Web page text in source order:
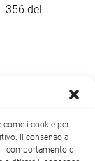
356 del
Contatti|
come i cookie per
Il consenso a
comportamento di